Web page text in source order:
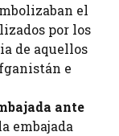
el
por los
de aquellos
e
ante
embajada